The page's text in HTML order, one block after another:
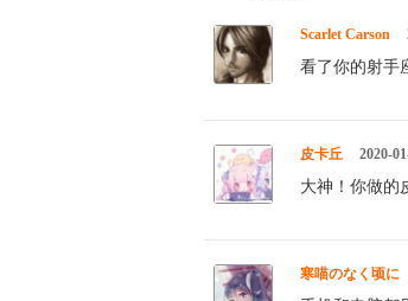
Scarlet Carson
看了你的射手
皮卡丘 2020-
大神！你做的
寒喵のなく顷に